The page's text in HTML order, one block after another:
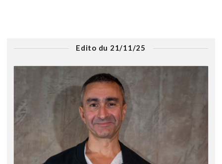
Edito du 21/11/25